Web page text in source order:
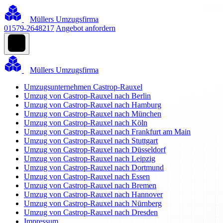
Müllers Umzugsfirma
01579-2648217 Angebot anfordern
Müllers Umzugsfirma
Umzugsunternehmen Castrop-Rauxel
Umzug von Castrop-Rauxel nach Berlin
Umzug von Castrop-Rauxel nach Hamburg
Umzug von Castrop-Rauxel nach München
Umzug von Castrop-Rauxel nach Köln
Umzug von Castrop-Rauxel nach Frankfurt am Main
Umzug von Castrop-Rauxel nach Stuttgart
Umzug von Castrop-Rauxel nach Düsseldorf
Umzug von Castrop-Rauxel nach Leipzig
Umzug von Castrop-Rauxel nach Dortmund
Umzug von Castrop-Rauxel nach Essen
Umzug von Castrop-Rauxel nach Bremen
Umzug von Castrop-Rauxel nach Hannover
Umzug von Castrop-Rauxel nach Nürnberg
Umzug von Castrop-Rauxel nach Dresden
Impressum